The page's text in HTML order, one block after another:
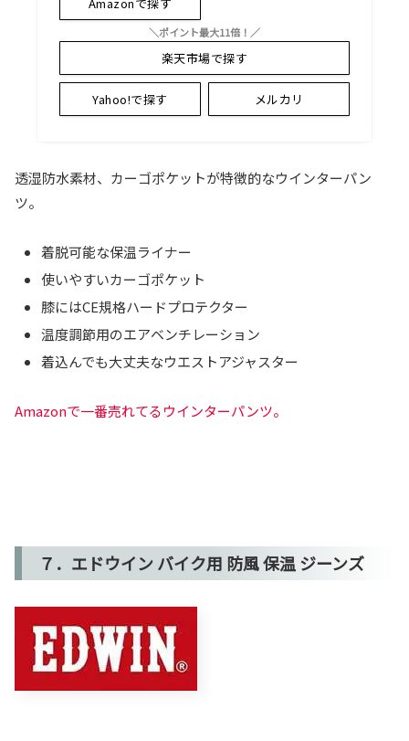
＼ポイント最大11倍！／
楽天市場で探す
Yahoo!で探す メルカリ
透湿防水素材、カーゴポケットが特徴的なウインターパン
ツ。
着脱可能な保温ライナー
使いやすいカーゴポケット
膝にはCE規格ハードプロテクター
温度調節用のエアベンチレーション
着込んでも大丈夫なウエストアジャスター
Amazonで一番売れてるウインターパンツ。
７．エドウイン バイク用 防風 保温 ジーンズ